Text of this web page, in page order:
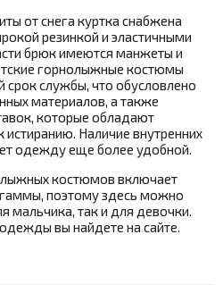
от снега куртка снабжена
резинкой и эластичными
брюк имеются манжеты и
горнолыжные костюмы
срок службы, что обусловлено
материалов, а также
которые обладают
Наличие внутренних
одежду еще более удобной.
костюмов включает
поэтому здесь можно
мальчика, так и для девочки.
вы найдете на сайте.